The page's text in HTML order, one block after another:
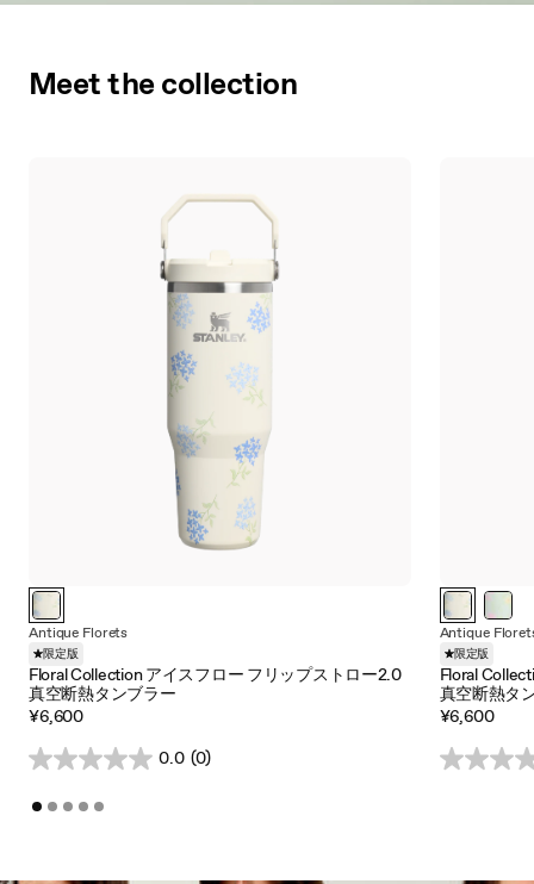
Meet the collection
Antique Florets
限定版
Floral Collection アイスフロー フリップストロー2.0
真空断熱タンブラー
¥6,600
0.0 (0)
Antique
限定版
Floral
真空断熱タ
¥6,600